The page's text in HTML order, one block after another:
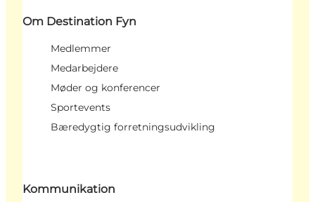
Om Destination Fyn
Medlemmer
Medarbejdere
Møder og konferencer
Sportevents
Bæredygtig forretningsudvikling
Kommunikation